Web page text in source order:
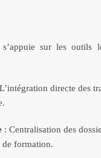
sur les outils
directe des
: Centralisation des
de formation.